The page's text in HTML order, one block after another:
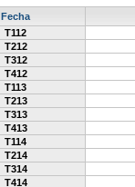
Fecha
T112
T212
T312
T412
T113
T213
T313
T413
T114
T214
T314
T414